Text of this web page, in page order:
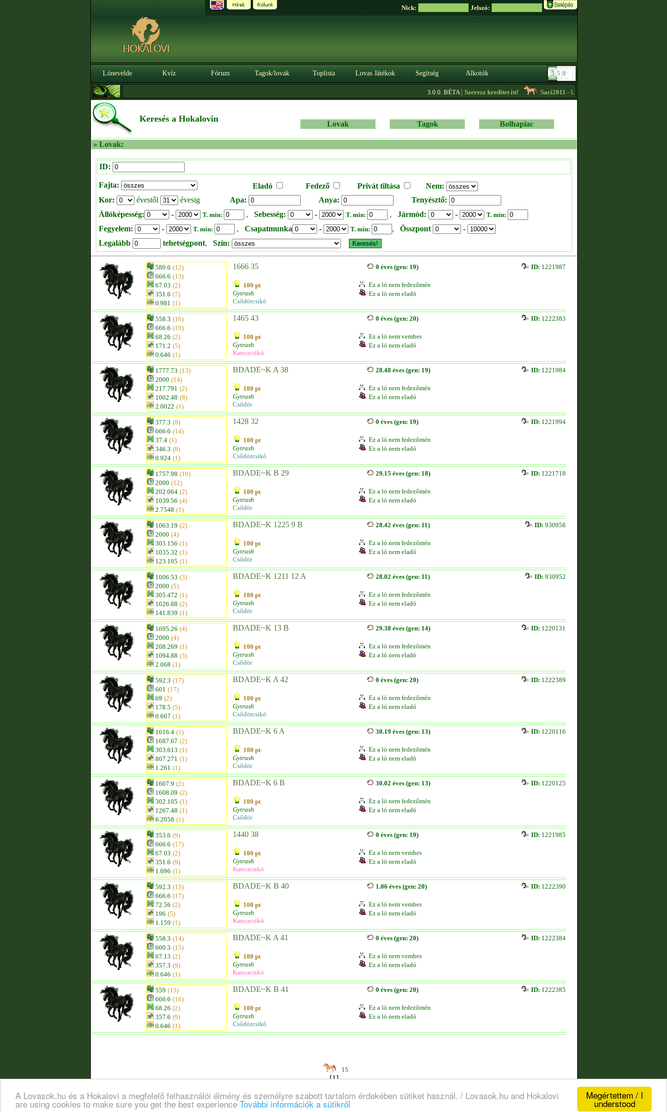
Megértettem / I
understood
A Lovasok.hu és a Hokalovi a megfelelő felhasználói élmény és személyre szabott tartalom érdekében sütiket használ. / Lovasok.hu and Hokalovi
are using cookies to make sure you get the best experienceTovábbi információk a sütikről
Nick: Jelszó:
Lónevelde Kvíz Fórum Tagok/lovak Toplista Lovas Játékok Segítség Alkotók
3.0.0. BÉTA|Szerezz kreditet itt! Saci2011- Lassúkörös edzést vállalok! -
Keresés a Hokalovin
Lovak Tagok Bolhapiac
» Lovak:
ID:
Fajta: Eladó Fedező Privát tiltása
Nem:
Kor:
évestől évesig Apa: Anya:
Tenyésztő:
Állóképesség:
- T. min: , Sebesség: - T. min: , Jármód: - T. min:
Fegyelem: - T. min: , Csapatmunka - T. min: , Összpont
-
Legalább
tehetségpont, Szín:
580.6 (12)
666.6 (13)
67.03 (2)
351.6 (7)
0.981 (1)
1666 35
100 pt
Gytrash
Csődörcsikó
0 éves (gen: 19) ID: 1221987
Ez a ló nem fedezőmén
Ez a ló nem eladó
558.3 (16)
666.6 (19)
68.26 (2)
171.2 (5)
0.646 (1)
1465 43
100 pt
Gytrash
Kancacsikó
0 éves (gen: 20) ID: 1222383
Ez a ló nem vemhes
Ez a ló nem eladó
1777.73 (13)
2000 (14)
217.791 (2)
1002.48 (8)
2.0022 (1)
BDADE~K A 38
100 pt
Gytrash
Csődör
28.48 éves (gen: 19) ID: 1221984
Ez a ló nem fedezőmén
Ez a ló nem eladó
377.3 (8)
666.6 (14)
37.4 (1)
346.3 (8)
0.924 (1)
1428 32
100 pt
Gytrash
Csődörcsikó
0 éves (gen: 19) ID: 1221994
Ez a ló nem fedezőmén
Ez a ló nem eladó
1757.98 (10)
2000 (12)
202.064 (2)
1039.56 (4)
2.7548 (1)
BDADE~K B 29
100 pt
Gytrash
Csődör
29.15 éves (gen: 18) ID: 1221718
Ez a ló nem fedezőmén
Ez a ló nem eladó
1063.19 (2)
2000 (4)
303.156 (1)
1035.32 (1)
123.105 (1)
BDADE~K 1225 9 B
100 pt
Gytrash
Csődör
28.42 éves (gen: 11) ID: 930958
Ez a ló nem fedezőmén
Ez a ló nem eladó
1006.53 (3)
2000 (5)
305.472 (1)
1026.88 (2)
141.839 (1)
BDADE~K 1211 12 A
100 pt
Gytrash
Csődör
28.02 éves (gen: 11) ID: 930952
Ez a ló nem fedezőmén
Ez a ló nem eladó
1695.26 (4)
2000 (4)
208.269 (1)
1094.88 (3)
2.068 (1)
BDADE~K 13 B
100 pt
Gytrash
Csődör
29.38 éves (gen: 14) ID: 1220131
Ez a ló nem fedezőmén
Ez a ló nem eladó
592.3 (17)
601 (17)
69 (2)
178.5 (5)
0.667 (1)
BDADE~K A 42
100 pt
Gytrash
Csődörcsikó
0 éves (gen: 20) ID: 1222389
Ez a ló nem fedezőmén
Ez a ló nem eladó
1616.4 (1)
1687.67 (2)
303.613 (1)
807.271 (1)
1.261 (1)
BDADE~K 6 A
100 pt
Gytrash
Csődör
30.19 éves (gen: 13) ID: 1220116
Ez a ló nem fedezőmén
Ez a ló nem eladó
1607.9 (2)
1608.09 (2)
302.105 (1)
1267.48 (1)
6.2058 (1)
BDADE~K 6 B
100 pt
Gytrash
Csődör
30.02 éves (gen: 13) ID: 1220125
Ez a ló nem fedezőmén
Ez a ló nem eladó
353.6 (9)
666.6 (17)
67.03 (2)
351.6 (9)
1.696 (1)
1440 38
100 pt
Gytrash
Kancacsikó
0 éves (gen: 19) ID: 1221985
Ez a ló nem vemhes
Ez a ló nem eladó
592.3 (15)
666.6 (17)
72.56 (2)
196 (5)
1.159 (1)
BDADE~K B 40
100 pt
Gytrash
Kancacsikó
1.06 éves (gen: 20) ID: 1222390
Ez a ló nem vemhes
Ez a ló nem eladó
558.3 (14)
600.3 (15)
67.13 (2)
357.3 (9)
0.646 (1)
BDADE~K A 41
100 pt
Gytrash
Kancacsikó
0 éves (gen: 20) ID: 1222384
Ez a ló nem vemhes
Ez a ló nem eladó
559 (13)
666.6 (16)
68.26 (2)
357.6 (9)
0.646 (1)
BDADE~K B 41
100 pt
Gytrash
Csődörcsikó
0 éves (gen: 20) ID: 1222385
Ez a ló nem fedezőmén
Ez a ló nem eladó
15
[1]